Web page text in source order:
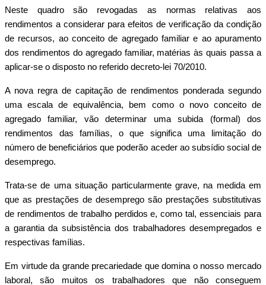
Neste quadro são revogadas as normas relativas aos
rendimentos a considerar para efeitos de verificação da condição
de recursos, ao conceito de agregado familiar e ao apuramento
dos rendimentos do agregado familiar, matérias às quais passa a
aplicar-se o disposto no referido decreto-lei 70/2010.
A nova regra de capitação de rendimentos ponderada segundo
uma escala de equivalência, bem como o novo conceito de
agregado familiar, vão determinar uma subida (formal) dos
rendimentos das famílias, o que significa uma limitação do
número de beneficiários que poderão aceder ao subsídio social de
desemprego.
Trata-se de uma situação particularmente grave, na medida em
que as prestações de desemprego são prestações substitutivas
de rendimentos de trabalho perdidos e, como tal, essenciais para
a garantia da subsistência dos trabalhadores desempregados e
respectivas famílias.
Em virtude da grande precariedade que domina o nosso mercado
laboral, são muitos os trabalhadores que não conseguem